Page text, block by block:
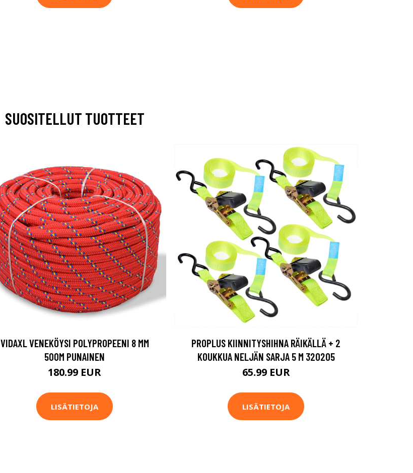
SUOSITELLUT TUOTTEET
VIDAXL VENEKÖYSI POLYPROPEENI 8 MM
500M PUNAINEN
180.99 EUR
LISÄTIETOJA
PROPLUS KIINNITYSHIHNA RÄIKÄLLÄ + 2
KOUKKUA NELJÄN SARJA 5 M 320205
65.99 EUR
LISÄTIETOJA